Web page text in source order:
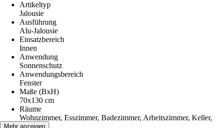
Artikeltyp
Jalousie
Ausführung
Alu-Jalousie
Einsatzbereich
Innen
Anwendung
Sonnenschutz
Anwendungsbereich
Fenster
Maße (BxH)
70x130 cm
Räume
Wohnzimmer, Esszimmer, Badezimmer, Arbeitszimmer, Keller,
Küche
Mehr anzeigen